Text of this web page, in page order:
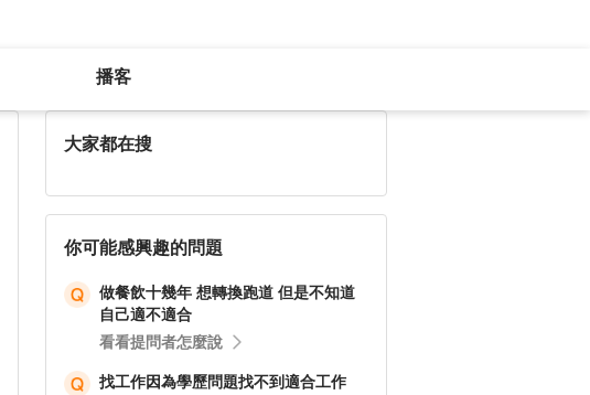
播客
大家都在搜
你可能感興趣的問題
做餐飲十幾年 想轉換跑道 但是不知道
自己適不適合
看看提問者怎麼說
找工作因為學歷問題找不到適合工作